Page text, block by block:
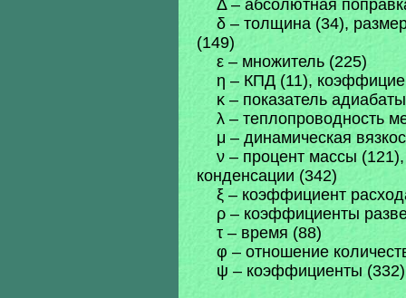
Δ – абсолютная
δ – толщина (34),
(149)
ε – множитель (225)
η – КПД (11),
κ – показатель
λ – теплопроводность
μ – динамическая
ν – процент массы (121),
конденсации (342)
ξ – коэффициент
ρ – коэффициенты
τ – время (88)
φ – отношение
ψ – коэффициенты